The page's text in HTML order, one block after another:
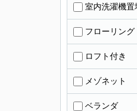
室内洗濯機置
フローリング
ロフト付き
メゾネット
ベランダ